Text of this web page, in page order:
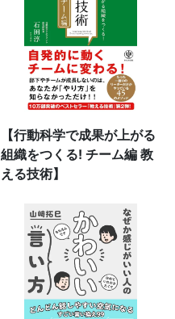
【行動科学で成果が上がる
組織をつくる! チーム編 教
える技術】